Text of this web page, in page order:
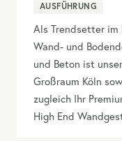
AUSFÜHRUNG
Als Trendsetter im
Wand- und
und Beton ist
Großraum Köln
zugleich Ihr
High End